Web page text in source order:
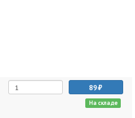
89
На складе